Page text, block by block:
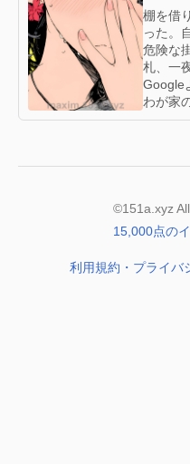
棚を借
った。
危険な
札、一
Google
わが家
©151a.xyz
15,000点の
利用規約・プライバ